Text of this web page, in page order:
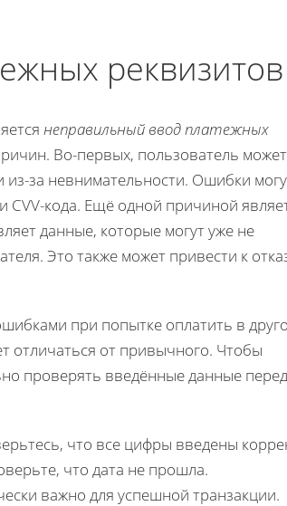
реквизитов
неправильный ввод платежных
Во-первых, пользователь может
за невнимательности. Ошибки
CVV-кода. Ещё одной причиной
данные, которые могут уже не
Это также может привести к
при попытке оплатить в
отличаться от привычного. Чтобы
проверять введённые данные перед
что все цифры введены
что дата не прошла.
важно для успешной транзакции.